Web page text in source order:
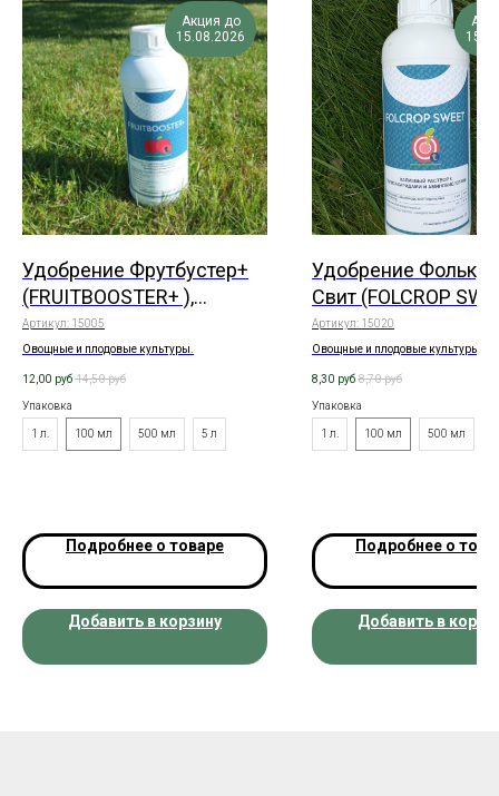
Акция до
15.08.2026
Удобрение Фрутбустер+
(FRUITBOOSTER+ ),
жидкое
Артикул: 15005
Овощные и плодовые культуры.
12,00 руб 14,50 руб
Упаковка
1 л. 100 мл 500 мл 5 л
Подробнее о товаре
Добавить в корзину
Удобрение
Свит (FOLCROP
жидкое
Артикул: 15020
Овощные и плодовые культуры.
8,30 руб 8,70 руб
Упаковка
1 л. 100 мл 500 мл
Подробнее о
Добавить в